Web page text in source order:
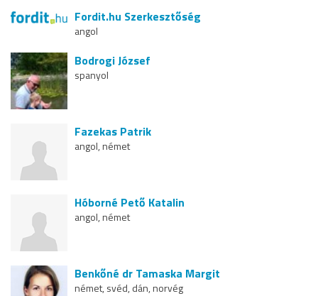
Fordit.hu Szerkesztőség
angol
Bodrogi József
spanyol
Fazekas Patrik
angol, német
Hóborné Pető Katalin
angol, német
Benkőné dr Tamaska Margit
német, svéd, dán, norvég